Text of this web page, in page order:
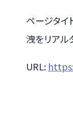
ページタイ
洩をリアル
URL: